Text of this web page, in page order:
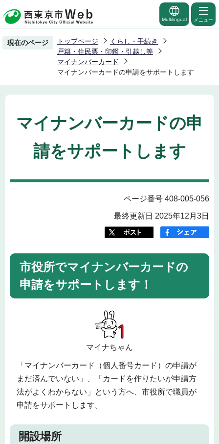
の
ー
先
頭
Multilingual メニュー
現在のページ トップページ
くらし・手続き
戸籍・住民票・印鑑・引越し等
マイナンバーカード
マイナンバーカードの申請をサポートします
マイナンバーカードの申
請をサポートします
ページ番号 408-005-056
最終更新日 2025年12月3日
市役所でマイナンバーカードの
申請をサポートします！
マイナちゃん
「マイナンバーカード（個人番号カード）の申請が
まだ済んでいない」、「カードを作りたいが申請方
法がよくわからない」という方へ、市役所で職員が
申請をサポートします。
開設場所